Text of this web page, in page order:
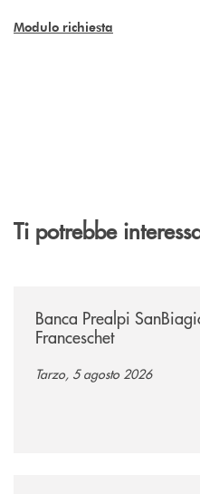
Modulo richiesta
Ti potrebbe
Banca Prealpi
Franceschet
Tarzo, 5 agosto 2026